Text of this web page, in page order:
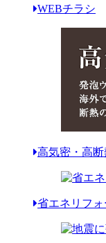
WEBチラシ
高気密・高
省エネリフォ